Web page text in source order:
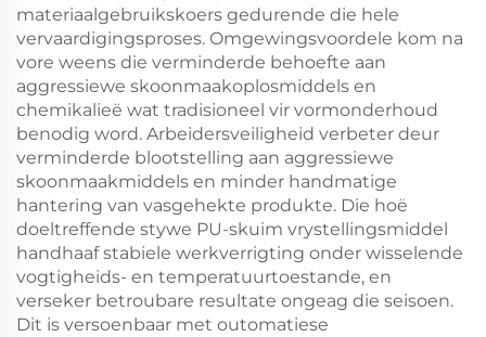
materiaalgebruikskoers gedurende die hele
vervaardigingsproses. Omgewingsvoordele kom na
vore weens die verminderde behoefte aan
aggressiewe skoonmaakoplosmiddels en
chemikalieë wat tradisioneel vir vormonderhoud
benodig word. Arbeidersveiligheid verbeter deur
verminderde blootstelling aan aggressiewe
skoonmaakmiddels en minder handmatige
hantering van vasgehekte produkte. Die hoë
doeltreffende stywe PU-skuim vrystellingsmiddel
handhaaf stabiele werkverrigting onder wisselende
vogtigheids- en temperatuurtoestande, en
verseker betroubare resultate ongeag die seisoen.
Dit is versoenbaar met outomatiese